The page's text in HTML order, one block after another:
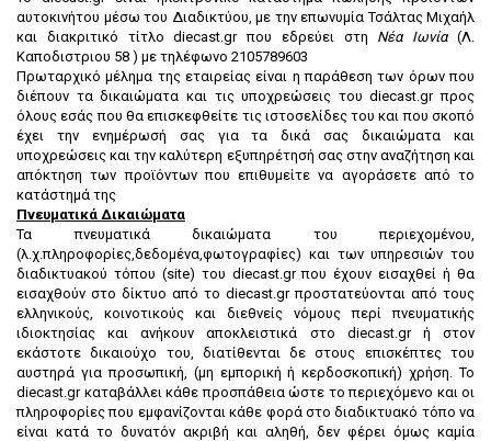
αυτοκινήτου μέσω του Διαδικτύου, με την επωνυμία Τσάλτας Μιχαήλ
και διακριτικό τίτλο diecast.gr που εδρεύει στη Νέα Ιωνία(Λ.
Καποδιστριου 58 ) με τηλέφωνο 2105789603
Πρωταρχικό μέλημα της εταιρείας είναι η παράθεση των όρων που
διέπουν τα δικαιώματα και τις υποχρεώσεις του diecast.gr προς
όλους εσάς που θα επισκεφθείτε τις ιστοσελίδες του και που σκοπό
έχει την ενημέρωσή σας για τα δικά σας δικαιώματα και
υποχρεώσεις και την καλύτερη εξυπηρέτησή σας στην αναζήτηση και
απόκτηση των προϊόντων που επιθυμείτε να αγοράσετε από το
κατάστημά της
Πνευματικά Δικαιώματα
Τα πνευματικά δικαιώματα του περιεχομένου,
(λ.χ.πληροφορίες,δεδομένα,φωτογραφίες) και των υπηρεσιών του
διαδικτυακού τόπου (site) του diecast.gr που έχουν εισαχθεί ή θα
εισαχθούν στο δίκτυο από το diecast.gr προστατεύονται από τους
ελληνικούς, κοινοτικούς και διεθνείς νόμους περί πνευματικής
ιδιοκτησίας και ανήκουν αποκλειστικά στο diecast.gr ή στον
εκάστοτε δικαιούχο του, διατίθενται δε στους επισκέπτες του
αυστηρά για προσωπική, (μη εμπορική ή κερδοσκοπική) χρήση. To
diecast.gr καταβάλλει κάθε προσπάθεια ώστε το περιεχόμενο και οι
πληροφορίες που εμφανίζονται κάθε φορά στο διαδικτυακό τόπο να
είναι κατά το δυνατόν ακριβή και αληθή, δεν φέρει όμως καμία